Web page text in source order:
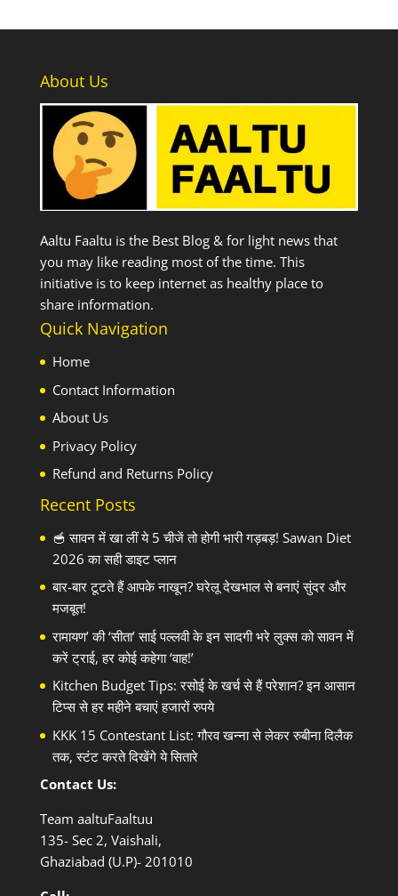
About Us
Aaltu Faaltu is the Best Blog & for light news that
you may like reading most of the time. This
initiative is to keep internet as healthy place to
share information.
Quick Navigation
Home
Contact Information
About Us
Privacy Policy
Refund and Returns Policy
Recent Posts
🥣 सावन में खा लीं ये 5 चीजें तो होगी भारी गड़बड़! Sawan Diet
2026 का सही डाइट प्लान
बार-बार टूटते हैं आपके नाखून? घरेलू देखभाल से बनाएं सुंदर और
मजबूत!
रामायण’ की ‘सीता’ साई पल्लवी के इन सादगी भरे लुक्स को सावन में
करें ट्राई, हर कोई कहेगा ‘वाह!’
Kitchen Budget Tips: रसोई के खर्च से हैं परेशान? इन आसान
टिप्स से हर महीने बचाएं हजारों रुपये
KKK 15 Contestant List: गौरव खन्ना से लेकर रुबीना दिलैक
तक, स्टंट करते दिखेंगे ये सितारे
Contact Us:
Team aaltuFaaltuu
135- Sec 2, Vaishali,
Ghaziabad (U.P)- 201010